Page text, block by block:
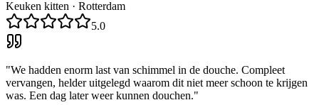
Keuken kitten · Rotterdam
5.0
"We hadden enorm last van schimmel in de douche. Compleet
vervangen, helder uitgelegd waarom dit niet meer schoon te krijgen
was. Een dag later weer kunnen douchen."